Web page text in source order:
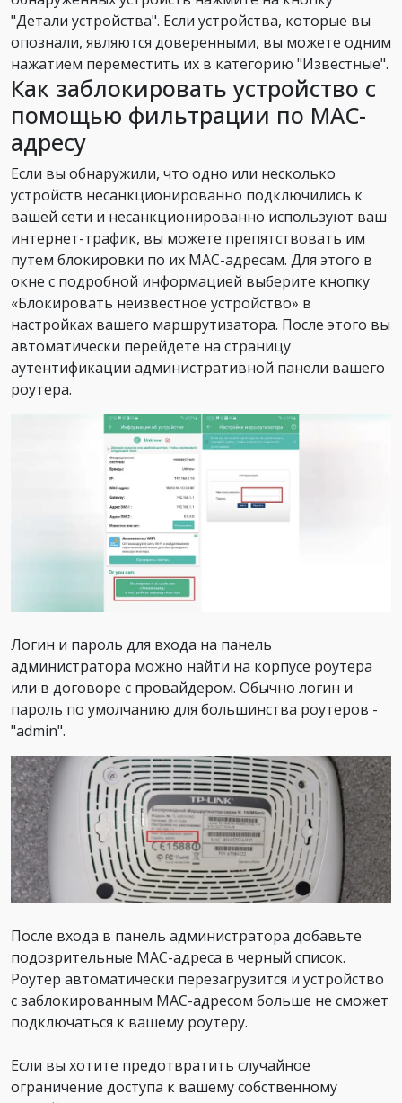
"Детали устройства". Если устройства, которые вы
опознали, являются доверенными, вы можете одним
нажатием переместить их в категорию "Известные".
Как заблокировать устройство с
помощью фильтрации по МАС-
адресу
Если вы обнаружили, что одно или несколько
устройств несанкционированно подключились к
вашей сети и несанкционированно используют ваш
интернет-трафик, вы можете препятствовать им
путем блокировки по их MAC-адресам. Для этого в
окне с подробной информацией выберите кнопку
«Блокировать неизвестное устройство» в
настройках вашего маршрутизатора. После этого вы
автоматически перейдете на страницу
аутентификации административной панели вашего
роутера.
Логин и пароль для входа на панель
администратора можно найти на корпусе роутера
или в договоре с провайдером. Обычно логин и
пароль по умолчанию для большинства роутеров -
"admin".
После входа в панель администратора добавьте
подозрительные MAC-адреса в черный список.
Роутер автоматически перезагрузится и устройство
с заблокированным MAC-адресом больше не сможет
подключаться к вашему роутеру.
Если вы хотите предотвратить случайное
ограничение доступа к вашему собственному